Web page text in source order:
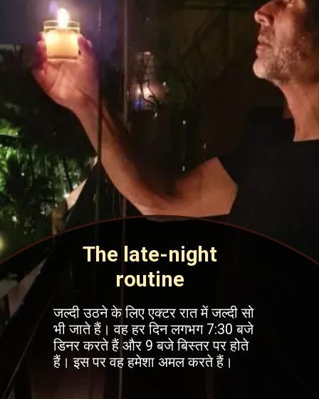
जल्दी उठने के लिए एक्टर रात में जल्दी सो
भी जाते हैं। वह हर दिन लगभग 7:30 बजे
डिनर करते हैं और 9 बजे बिस्तर पर होते
हैं। इस पर वह हमेशा अमल करते हैं।
The late-night
routine